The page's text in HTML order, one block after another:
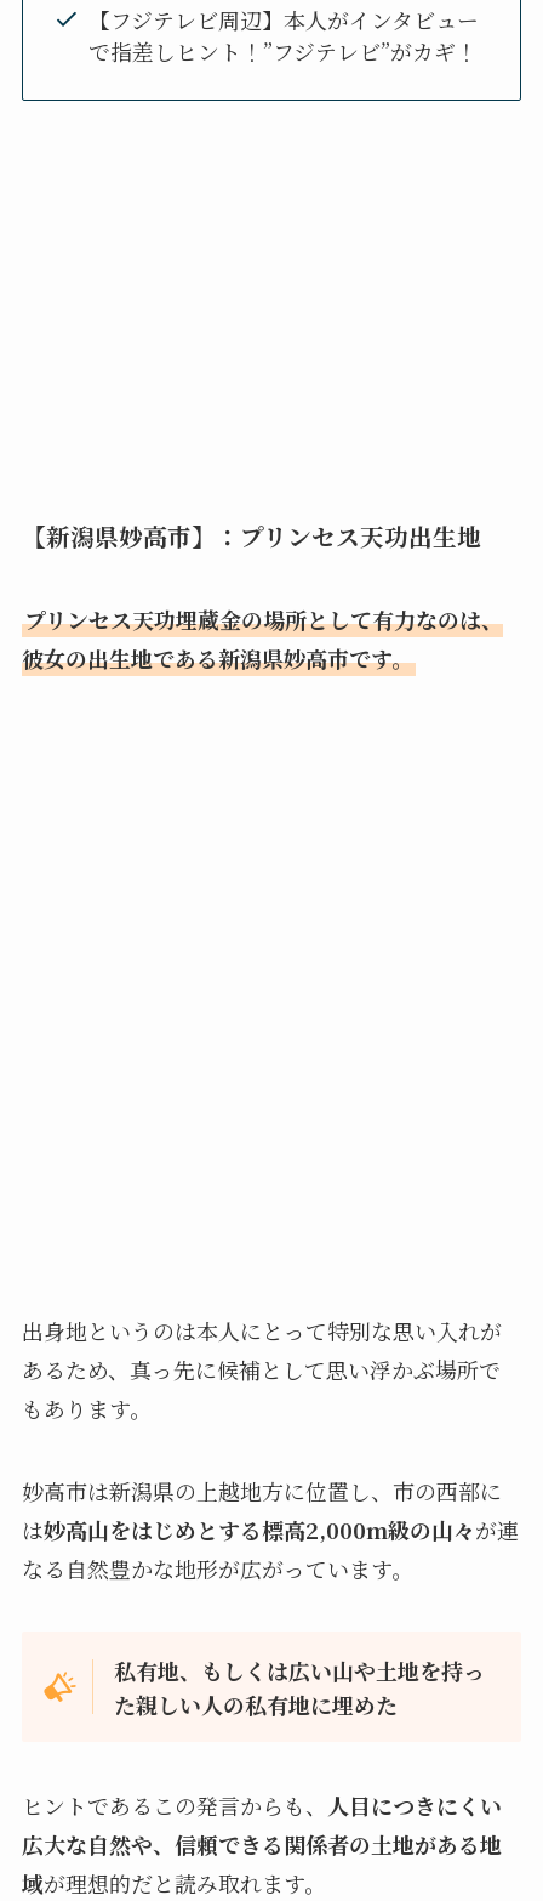
【フジテレビ周辺】本人がインタビュー
で指差しヒント！”フジテレビ”がカギ！
【新潟県妙高市】：プリンセス天功出生地
プリンセス天功埋蔵金の場所として有力なのは、
彼女の出生地である新潟県妙高市です。
出身地というのは本人にとって特別な思い入れが
あるため、真っ先に候補として思い浮かぶ場所で
もあります。
妙高市は新潟県の上越地方に位置し、市の西部に
は妙高山をはじめとする標高2,000m級の山々が連
なる自然豊かな地形が広がっています。
私有地、もしくは広い山や土地を持っ
た親しい人の私有地に埋めた
ヒントであるこの発言からも、 人目につきにくい
広大な自然や、信頼できる関係者の土地がある地
域が理想的だと読み取れます。